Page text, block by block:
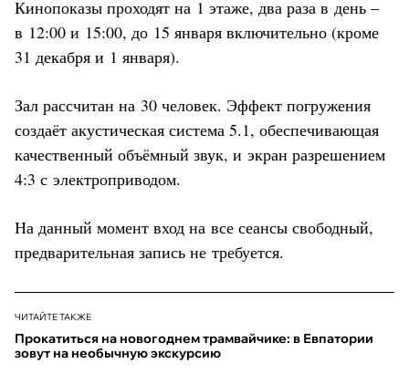
Кинопоказы проходят на 1 этаже, два раза в день –
в 12:00 и 15:00, до 15 января включительно (кроме
31 декабря и 1 января).
Зал рассчитан на 30 человек. Эффект погружения
создаёт акустическая система 5.1, обеспечивающая
качественный объёмный звук, и экран разрешением
4:3 с электроприводом.
На данный момент вход на все сеансы свободный,
предварительная запись не требуется.
ЧИТАЙТЕ ТАКЖЕ
Прокатиться на новогоднем трамвайчике: в Евпатории
зовут на необычную экскурсию